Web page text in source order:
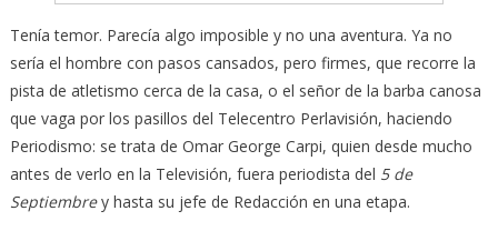
Tenía temor. Parecía algo imposible y no una aventura. Ya no
sería el hombre con pasos cansados, pero firmes, que recorre la
pista de atletismo cerca de la casa, o el señor de la barba canosa
que vaga por los pasillos del Telecentro Perlavisión, haciendo
Periodismo: se trata de Omar George Carpi, quien desde mucho
antes de verlo en la Televisión, fuera periodista del 5 de
Septiembrey hasta su jefe de Redacción en una etapa.